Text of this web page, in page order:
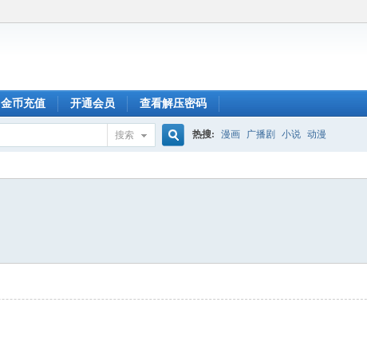
金币充值 开通会员 查看解压密码
搜索 热搜: 漫画 广播剧 小说 动漫